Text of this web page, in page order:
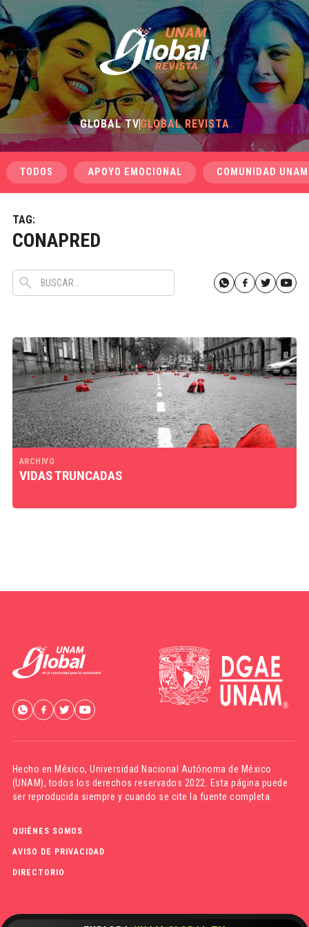
GLOBAL TVGLOBAL REVISTA
TODOS APOYO EMOCIONAL COMUNIDAD UNAM
TAG:
CONAPRED
ARCHIVO
VIDAS TRUNCADAS
Hecho en México,Universidad Nacional Autónoma de México
(UNAM), todos los derechos reservados 2022. Esta página puede
ser reproducida siempre y cuando se cite la fuente completa.
QUIÉNES SOMOS
AVISO DE PRIVACIDAD
DIRECTORIO